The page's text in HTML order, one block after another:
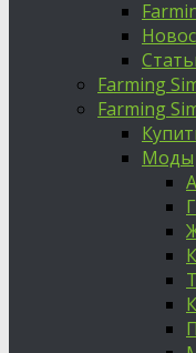
Farming
Farming
Моды